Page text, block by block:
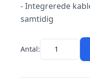
- Integrerede
samtidig
Antal: